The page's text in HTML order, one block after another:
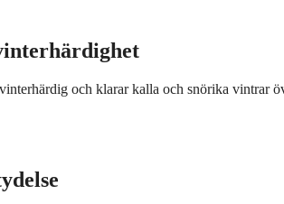
och klarar kalla och snörika vintrar